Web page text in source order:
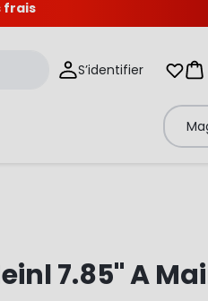
frais
S’identifier Mes
7.85" A